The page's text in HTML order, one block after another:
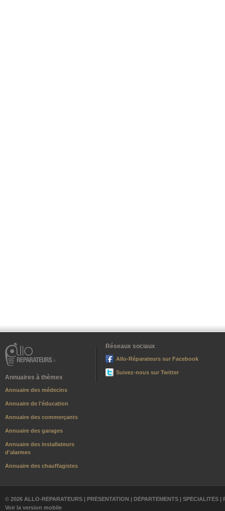
Annuaires à thèmes
Annuaire des médecins
Annuaire de l'éducation
Annuaire des commerçants
Annuaire des garages
Annuaire des installateurs
d'alarmes
Annuaire des chauffagistes
Réseaux sociaux
Allo-Réparateurs sur Facebook
Suivez-nous sur Twitter
© 2026 ALLO-RÉPARATEURS | PRÉSENTATION | DÉPARTEMENTS | SPÉCIALITÉS |
Voir la version mobile